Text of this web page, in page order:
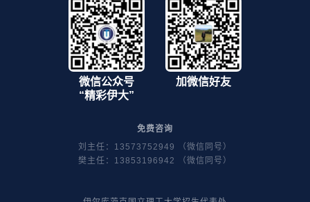
微信公众号
“精彩伊大”
加微信好友
免费咨询
刘主任：13573752949 （微信同号）
樊主任：13853196942 （微信同号）